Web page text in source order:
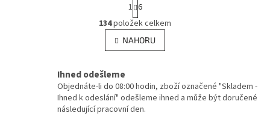
O
v
l
á
c
í
p
t
r
á
n
k
á
n
í
1 6
134položek celkem
NAHORU
Ihned odešleme
Objednáte-li do 08:00 hodin, zboží označené "Skladem -
Ihned k odeslání" odešleme ihned a může být doručené
následující pracovní den.